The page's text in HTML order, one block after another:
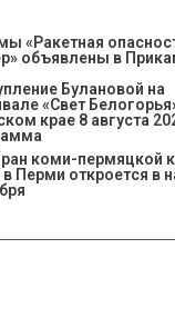
«Ракетная
объявлены в
Булановой на
«Свет
крае 8 августа
коми-пермяцкой
в Перми откроется в